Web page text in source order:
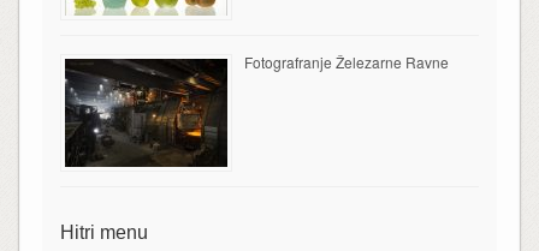
Fotografranje Železarne Ravne
Hitri menu